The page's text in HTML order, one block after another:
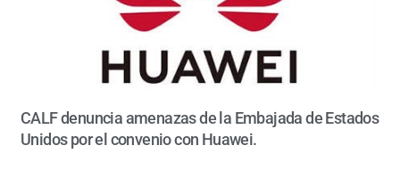
CALF denuncia amenazas de la Embajada de Estados
Unidos por el convenio con Huawei.